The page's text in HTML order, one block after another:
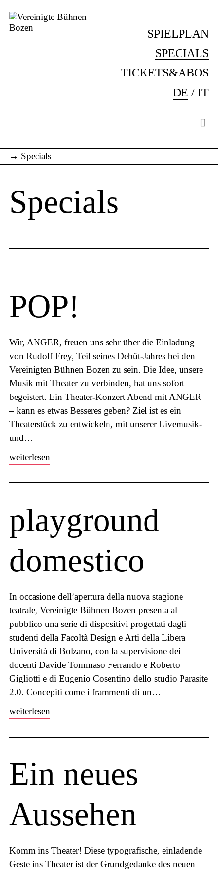
Skip
SPIELPLAN
SPECIALS
TICKETS&ABOS
DE
IT
→ Specials
Specials
POP!
Wir, ANGER, freuen uns sehr über die Einladung
von Rudolf Frey, Teil seines Debüt-Jahres bei den
Vereinigten Bühnen Bozen zu sein. Die Idee, unsere
Musik mit Theater zu verbinden, hat uns sofort
begeistert. Ein Theater-Konzert Abend mit ANGER
– kann es etwas Besseres geben? Ziel ist es ein
Theaterstück zu entwickeln, mit unserer Livemusik-
und…
weiterlesen
playground
domestico
In occasione dell’apertura della nuova stagione
teatrale, Vereinigte Bühnen Bozen presenta al
pubblico una serie di dispositivi progettati dagli
studenti della Facoltà Design e Arti della Libera
Università di Bolzano, con la supervisione dei
docenti Davide Tommaso Ferrando e Roberto
Gigliotti e di Eugenio Cosentino dello studio Parasite
2.0. Concepiti come i frammenti di un…
weiterlesen
Ein neues
Aussehen
Komm ins Theater! Diese typografische, einladende
Geste ins Theater ist der Grundgedanke des neuen